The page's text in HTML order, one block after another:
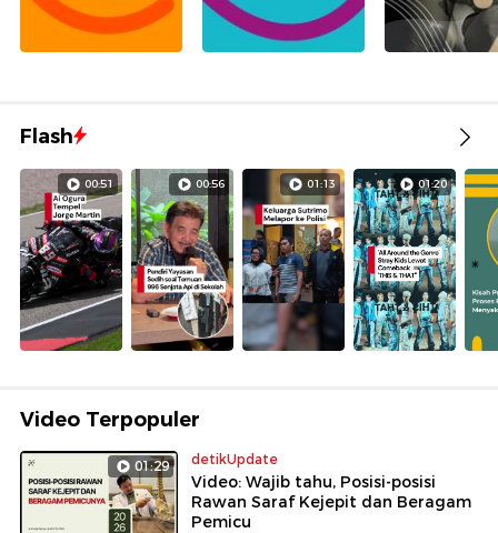
Flash
00:51 00:56 01:13 01:20
Video Terpopuler
01:29 detikUpdate
Video: Wajib tahu, Posisi-posisi
Rawan Saraf Kejepit dan Beragam
Pemicu